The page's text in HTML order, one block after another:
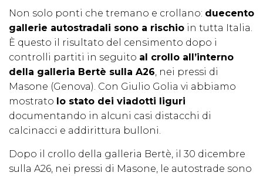
Non solo ponti che tremano e crollano: duecento
gallerie autostradali sono a rischio in tutta Italia.
È questo il risultato del censimento dopo i
controlli partiti in seguito al crollo all’interno
della galleria Bertè sulla A26, nei pressi di
Masone (Genova). Con Giulio Golia vi abbiamo
mostrato lo stato dei viadotti liguri
documentando in alcuni casi distacchi di
calcinacci e addirittura bulloni.
Dopo il crollo della galleria Bertè, il 30 dicembre
sulla A26, nei pressi di Masone, le autostrade sono